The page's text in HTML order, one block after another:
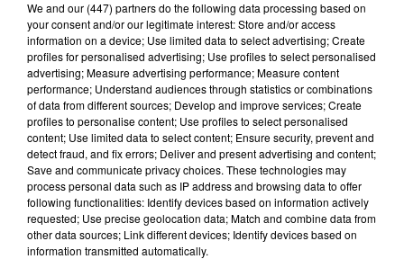
réalisait en effet des escroqueries dans toute la France, sous
ses différents noms et avait même failli se faire recruter par
une clinique en Haute-Garonne.L'Ordre national des
médecins a considéré ces faits comme "gravissimes".
personne a clairement mis en danger la sécurité de ses
concitoyens, il y a là un enjeu de sécurité publique", a déclaré
l'organisme, cité parLe Parisien.
Hip-Hop News
We and our (447) partnersdo the following data processing based on
your consent and/or our legitimate interest: Store and/or access
information on a device; Use limited data to select advertising; Create
profiles for personalised advertising; Use profiles to select personalised
advertising; Measure advertising performance; Measure content
performance; Understand audiences through statistics or combinations
of data from different sources; Develop and improve services; Create
profiles to personalise content; Use profiles to select personalised
content; Use limited data to select content; Ensure security, prevent and
detect fraud, and fix errors; Deliver and present advertising and content;
Save and communicate privacy choices. These technologies may
process personal data such as IP address and browsing data to offer
following functionalities: Identify devices based on information actively
requested; Use precise geolocation data; Match and combine data from
other data sources; Link different devices; Identify devices based on
information transmitted automatically.